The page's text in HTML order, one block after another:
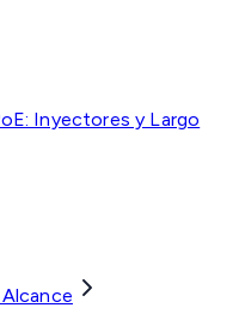
Inyectores y Largo